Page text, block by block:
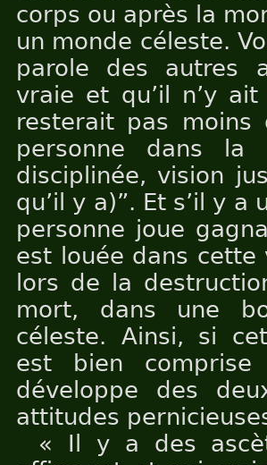
corps ou après la
un monde céleste.
parole des autres
vraie et qu’il n’y
resterait pas
personne dans la
disciplinée, vision
qu’il y a)”. Et s’il y
personne joue
est louée dans
lors de la
mort, dans une
céleste. Ainsi, si
est bien
développe des
attitudes
« Il y a des